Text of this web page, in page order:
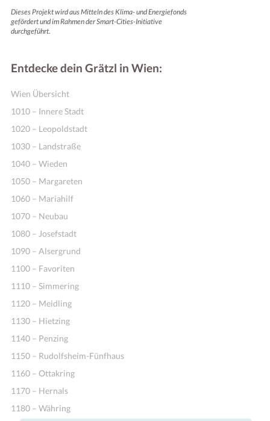
Dieses Projekt wird aus Mitteln des Klima- und Energiefonds
gefördert und im Rahmen der Smart-Cities-Initiative
durchgeführt.
Entdecke dein Grätzl in Wien:
Wien Übersicht
1010 – Innere Stadt
1020 – Leopoldstadt
1030 – Landstraße
1040 – Wieden
1050 – Margareten
1060 – Mariahilf
1070 – Neubau
1080 – Josefstadt
1090 – Alsergrund
1100 – Favoriten
1110 – Simmering
1120 – Meidling
1130 – Hietzing
1140 – Penzing
1150 – Rudolfsheim-Fünfhaus
1160 – Ottakring
1170 – Hernals
1180 – Währing